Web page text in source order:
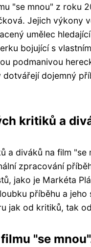
"se mnou" z roku
Jejich výkony
umělec
bojující s
podmanivou
dojemný
kritiků a
a diváků na film
zpracování
jako je Markéta
příběhu a
jak od kritiků, tak
"se